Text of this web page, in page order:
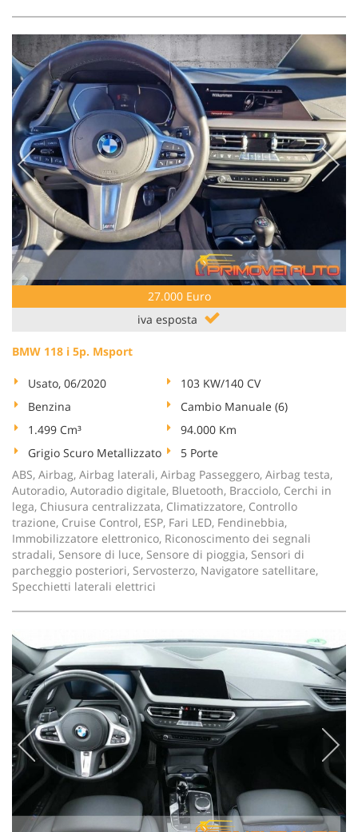
27.000 Euro
iva esposta
BMW 118 i 5p. Msport
Usato, 06/2020
103 KW/140 CV
Benzina
Cambio Manuale (6)
1.499 Cm³
94.000 Km
Grigio Scuro Metallizzato
5 Porte
ABS, Airbag, Airbag laterali, Airbag Passeggero, Airbag testa,
Autoradio, Autoradio digitale, Bluetooth, Bracciolo, Cerchi in
lega, Chiusura centralizzata, Climatizzatore, Controllo
trazione, Cruise Control, ESP, Fari LED, Fendinebbia,
Immobilizzatore elettronico, Riconoscimento dei segnali
stradali, Sensore di luce, Sensore di pioggia, Sensori di
parcheggio posteriori, Servosterzo, Navigatore satellitare,
Specchietti laterali elettrici